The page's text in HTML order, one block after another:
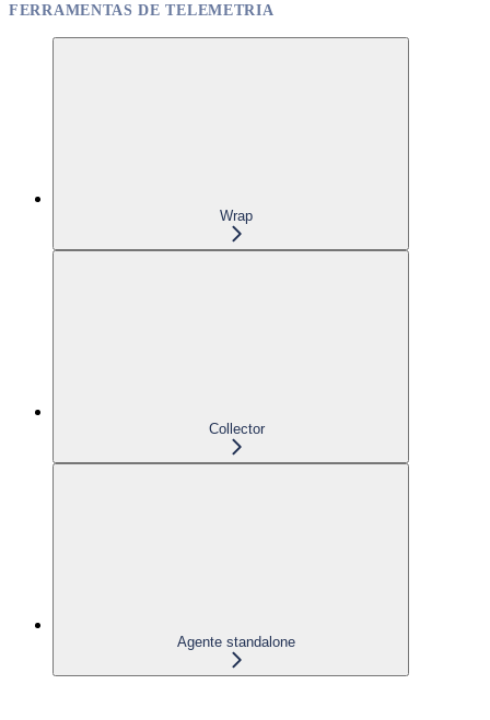
FERRAMENTAS DE TELEMETRIA
Wrap
Collector
Agente standalone